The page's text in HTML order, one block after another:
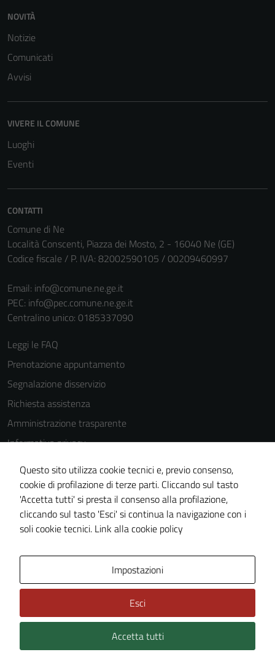
NOVITÀ
Notizie
Comunicati
Avvisi
VIVERE IL COMUNE
Luoghi
Eventi
CONTATTI
Comune di Ne
Località Conscenti, Piazza dei Mosto, 2 - 16040 Ne (GE)
Codice fiscale / P. IVA: 82002590105 / 00209460997
Email: info@comune.ne.ge.it
PEC: info@pec.comune.ne.ge.it
Centralino unico: 0185337090
Leggi le FAQ
Prenotazione appuntamento
Segnalazione disservizio
Richiesta assistenza
Amministrazione trasparente
Informativa privacy
Cookie Policy
Note legali
Dichiarazione di accessibilità
Piano di miglioramento del sito
Technical Design s.r.l.
Questo sito utilizza cookie tecnici e, previo consenso,
cookie di profilazione di terze parti. Cliccando sul tasto
'Accetta tutti' si presta il consenso alla profilazione,
cliccando sul tasto 'Esci' si continua la navigazione con i
soli cookie tecnici. Link alla cookie policy
Impostazioni
Esci
Accetta tutti
Tecnici